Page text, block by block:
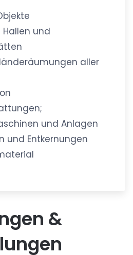
und
aller
und Anlagen
und Entkernungen
&